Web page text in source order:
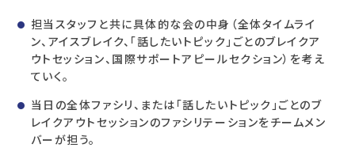
担当スタッフと共に具体的な会の中身（全体タイムライ
ン、アイスブレイク、「話したいトピック」ごとのブレイクア
ウトセッション、国際サポートアピールセクション）を考え
ていく。
当日の全体ファシリ、または「話したいトピック」ごとのブ
レイクアウトセッションのファシリテーションをチームメン
バーが担う。